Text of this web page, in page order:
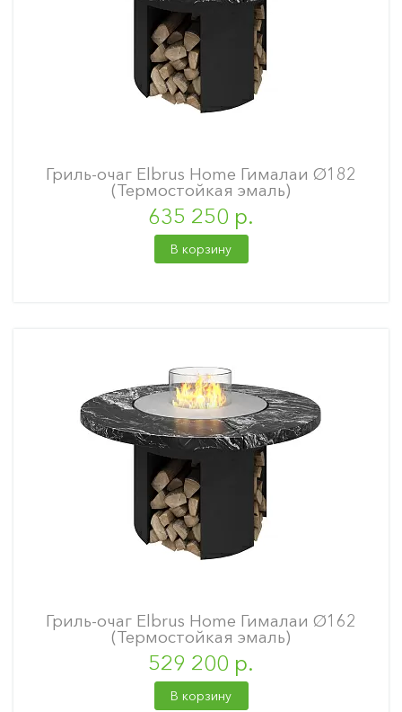
Гриль-очаг Elbrus Home Гималаи Ø182
(Термостойкая эмаль)
635 250 р.
В корзину
Гриль-очаг Elbrus Home Гималаи Ø162
(Термостойкая эмаль)
529 200 р.
В корзину